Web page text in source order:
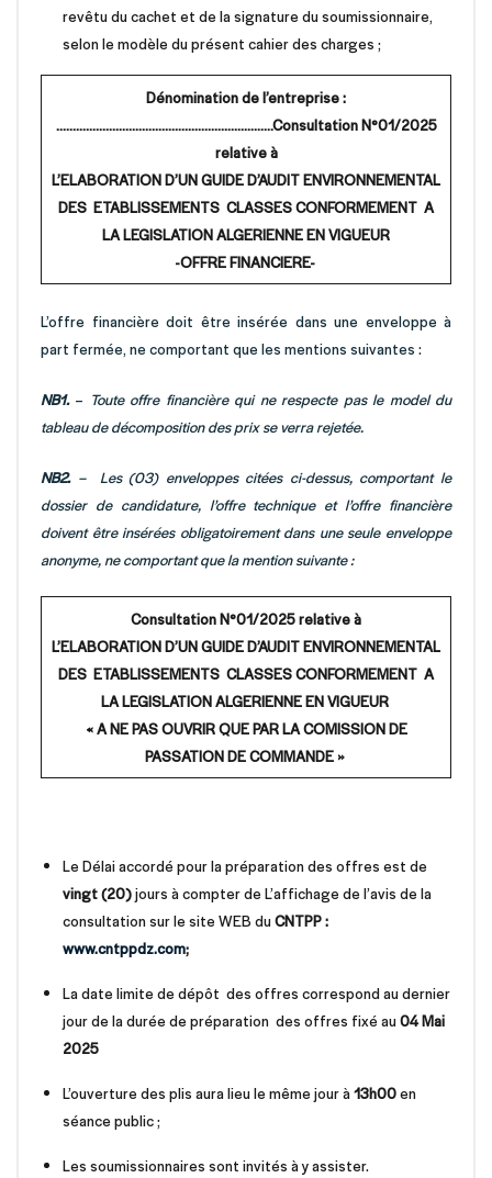
revêtu du cachet et de la signature du soumissionnaire,
selon le modèle du présent cahier des charges ;
Dénomination de l’entreprise :
…………………………………………………………Consultation N°01/2025
relative à
L’ELABORATION D’UN GUIDE D’AUDIT ENVIRONNEMENTAL
DES ETABLISSEMENTS CLASSES CONFORMEMENT A
LA LEGISLATION ALGERIENNE EN VIGUEUR
-OFFRE FINANCIERE-
L’offre financière doit être insérée dans une enveloppe à
part fermée, ne comportant que les mentions suivantes :
NB1. – Toute offre financière qui ne respecte pas le model du
tableau de décomposition des prix se verra rejetée.
NB2. – Les (03) enveloppes citées ci-dessus, comportant le
dossier de candidature, l’offre technique et l’offre financière
doivent être insérées obligatoirement dans une seule enveloppe
anonyme, ne comportant que la mention suivante :
Consultation N°01/2025 relative à
L’ELABORATION D’UN GUIDE D’AUDIT ENVIRONNEMENTAL
DES ETABLISSEMENTS CLASSES CONFORMEMENT A
LA LEGISLATION ALGERIENNE EN VIGUEUR
« A NE PAS OUVRIR QUE PAR LA COMISSION DE
PASSATION DE COMMANDE »
Le Délai accordé pour la préparation des offres est de
vingt (20)jours à compter de L’affichage de l’avis de la
consultation sur le site WEB du CNTPP :
www.cntppdz.com;
La date limite de dépôt des offres correspond au dernier
jour de la durée de préparation des offres fixé au 04 Mai
2025
L’ouverture des plis aura lieu le même jour à 13h00en
séance public ;
Les soumissionnaires sont invités à y assister.